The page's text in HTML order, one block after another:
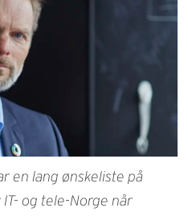
en lang ønskeliste på
og tele-Norge når